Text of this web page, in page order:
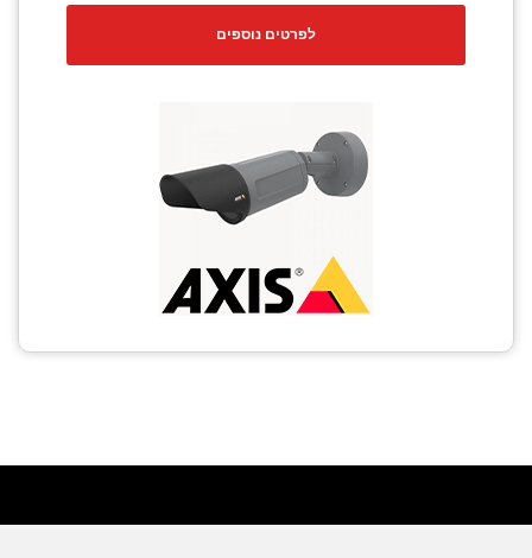
לפרטים נוספים